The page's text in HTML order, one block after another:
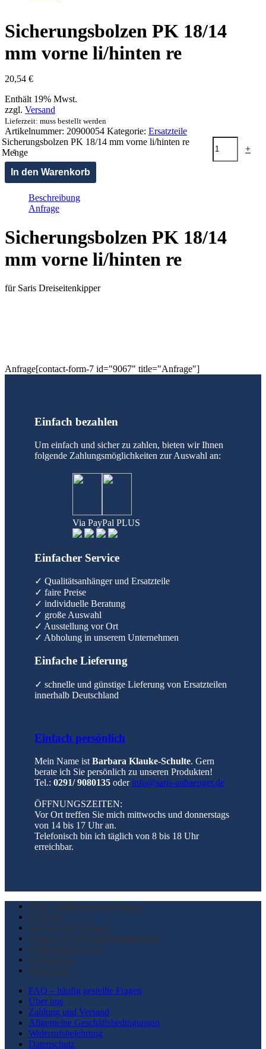
Sicherungsbolzen PK 18/14
mm vorne li/hinten re
20,54 €
Enthält 19% Mwst.
zzgl. Versand
Lieferzeit: muss bestellt werden
Artikelnummer: 20900054 Kategorie: Ersatzteile
-
Sicherungsbolzen PK 18/14 mm vorne li/hinten re
Menge
+
In den Warenkorb
Beschreibung
Anfrage
Sicherungsbolzen PK 18/14
mm vorne li/hinten re
für Saris Dreiseitenkipper
Anfrage[contact-form-7 id="9067" title="Anfrage"]
Einfach bezahlen
Um einfach und sicher zu zahlen, bieten wir Ihnen
folgende Zahlungsmöglichkeiten zur Auswahl an:
Via PayPal PLUS
Einfacher Service
✓ Qualitätsanhänger und Ersatzteile
✓ faire Preise
✓ individuelle Beratung
✓ große Auswahl
✓ Ausstellung vor Ort
✓ Abholung in unserem Unternehmen
Einfache Lieferung
✓ schnelle und günstige Lieferung von Ersatzteilen
innerhalb Deutschland
Einfach persönlich
Mein Name ist Barbara Klauke-Schulte. Gern
berate ich Sie persönlich zu unseren Produkten!
Tel.: 0291/ 9080135 oderinfo@saris-anhaenger.de
ÖFFNUNGSZEITEN:
Vor Ort treffen Sie mich mittwochs und donnerstags
von 14 bis 17 Uhr an.
Telefonisch bin ich täglich von 8 bis 18 Uhr
erreichbar.
FAQ – häufig gestellte Fragen
Über uns
Zahlung und Versand
Allgemeine Geschäftsbedingungen
Widerrufsbelehrung
Datenschutz
Impressum
FAQ – häufig gestellte Fragen
Über uns
Zahlung und Versand
Allgemeine Geschäftsbedingungen
Widerrufsbelehrung
Datenschutz